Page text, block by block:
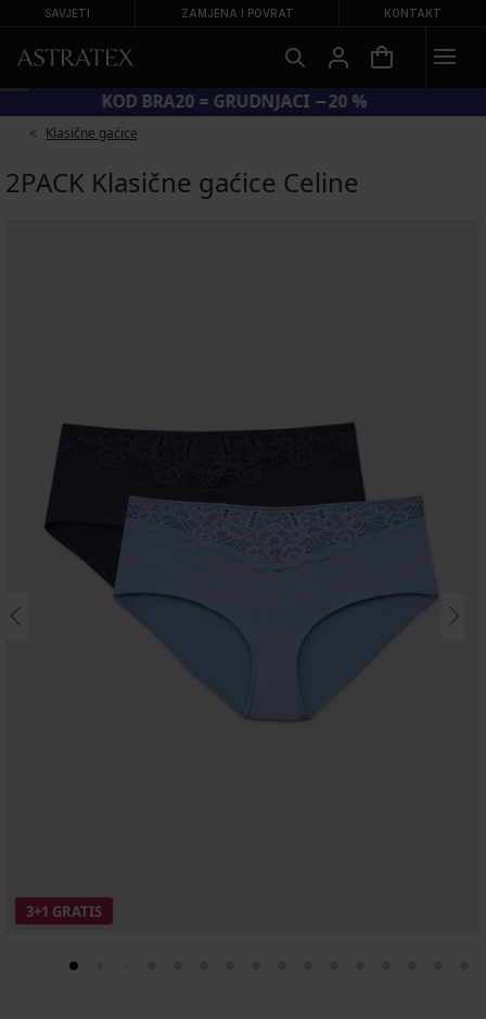
SAVJETI ZAMJENA I POVRAT KONTAKT
KOD BRA20 = GRUDNJACI −20 %
Klasične gaćice
2PACK Klasične gaćice Celine
3+1 GRATIS